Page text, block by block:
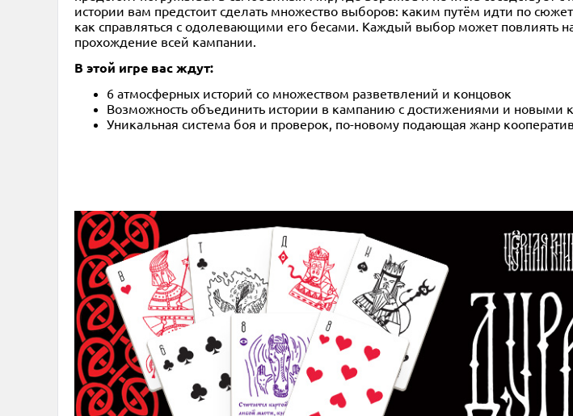
истории вам предстоит сделать множество выборов: каким путём идти по
как справляться с одолевающими его бесами. Каждый выбор может повлиять
прохождение всей кампании.
В этой игре вас ждут:
6 атмосферных историй со множеством разветвлений и концовок
Возможность объединить истории в кампанию с достижениями и новыми
Уникальная система боя и проверок, по-новому подающая жанр